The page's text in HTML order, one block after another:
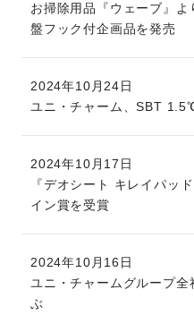
お掃除用品『ウェーブ』
盤フック付企画品を発売
2024年10月24日
ユニ・チャーム、SBT
2024年10月17日
『デオシート キレイパッ
イン賞を受賞
2024年10月16日
ユニ・チャームグループ
ぶ